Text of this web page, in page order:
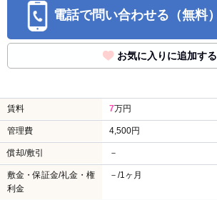
電話で問い合わせる（無料）
お気に入りに追加する
賃料 7万円
管理費 4,500円
償却/敷引 －
敷金・保証金/礼金・権
利金
－/1ヶ月